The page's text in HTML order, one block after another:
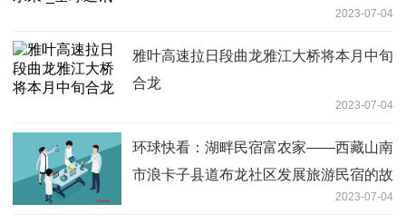
2023-07-04
雅叶高速拉日段曲龙雅江大桥将本月中旬
合龙
2023-07-04
环球快看：湖畔民宿富农家——西藏山南
市浪卡子县道布龙社区发展旅游民宿的故
2023-07-04